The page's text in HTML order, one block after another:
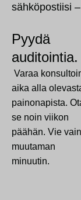
sähköpostiisi
Pyydä
auditointia.
Varaa
aika alla
painonapista.
se noin viikon
päähän. Vie vain
muutaman
minuutin.